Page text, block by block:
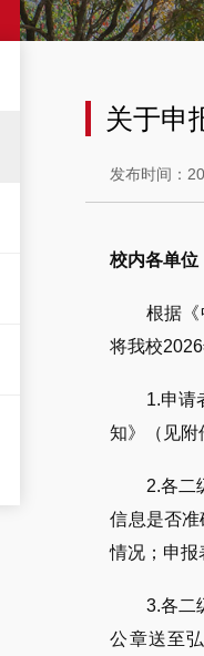
关于申
发布时间：
校内各单位
根据
将我校
1.申请
知》（见附
2.各二
信息是否
情况；申报
3.各二
公章送至